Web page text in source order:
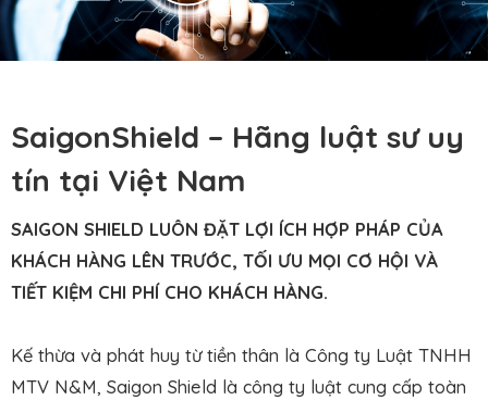
SaigonShield – Hãng luật sư uy
tín tại Việt Nam
SAIGON SHIELD LUÔN ĐẶT LỢI ÍCH HỢP PHÁP CỦA
KHÁCH HÀNG LÊN TRƯỚC, TỐI ƯU MỌI CƠ HỘI VÀ
TIẾT KIỆM CHI PHÍ CHO KHÁCH HÀNG.
Kế thừa và phát huy từ tiền thân là Công ty Luật TNHH
MTV N&M, Saigon Shield là công ty luật cung cấp toàn